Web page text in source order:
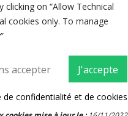
Creawebonline
clicking on “Allow Technical
cookies only. To manage
J'accepte
accepter
de confidentialité et de cookies